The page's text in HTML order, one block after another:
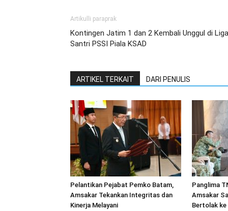
Artikulli paraprak
Kontingen Jatim 1 dan 2 Kembali Unggul di Liga
Santri PSSI Piala KSAD
ARTIKEL TERKAIT DARI PENULIS
Pelantikan Pejabat Pemko Batam,
Amsakar Tekankan Integritas dan
Kinerja Melayani
Panglima
Amsakar
Bertolak ke